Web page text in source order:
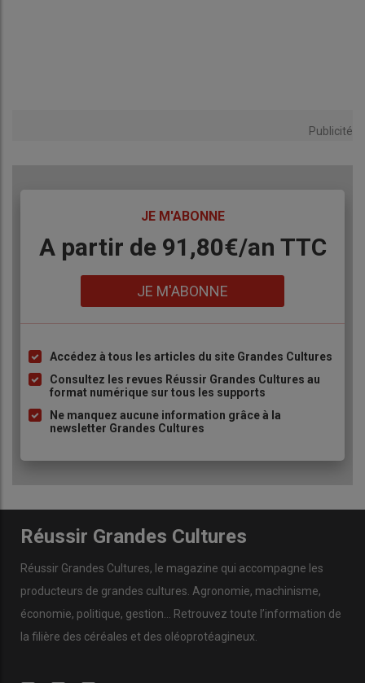
Publicité
JE M'ABONNE
Body
A partir de 91,80€/an​ TTC
JE M'ABONNE
Liste
à
puce
Accédez à tous les articles du site Grandes Cultures
Consultez les revues Réussir Grandes Cultures au
format numérique sur tous les supports
Ne manquez aucune information grâce à la
newsletter Grandes Cultures
Réussir Grandes Cultures
Réussir Grandes Cultures, le magazine qui accompagne les
producteurs de grandes cultures Agronomie, machinisme,
économie, politique, gestion … Retrouvez toute l’information de
la filière des céréales et des oléoprotéagineux